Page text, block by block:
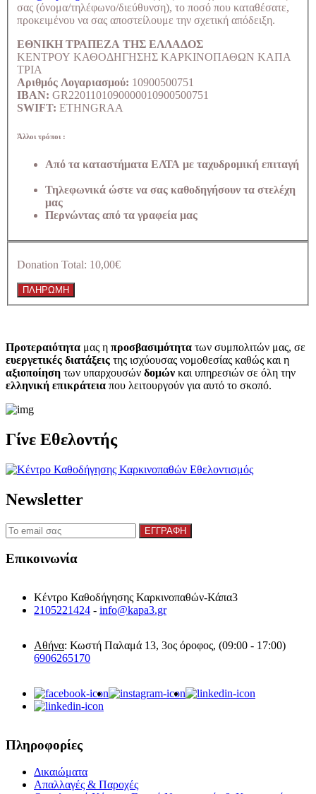
σας (όνομα/τηλέφωνο/διεύθυνση), το ποσό που καταθέσατε,
προκειμένου να σας αποστείλουμε την σχετική απόδειξη.
ΕΘΝΙΚΗ ΤΡΑΠΕΖΑ ΤΗΣ ΕΛΛΑΔΟΣ
ΚΕΝΤΡΟΥ ΚΑΘΟΔΗΓΗΣΗΣ ΚΑΡΚΙΝΟΠΑΘΩΝ ΚΑΠΑ
ΤΡΙΑ
Αριθμός Λογαριασμού: 10900500751
IBAN: GR2201101090000010900500751
SWIFT: ETHNGRAA
Άλλοι τρόποι :
Από τα καταστήματα ΕΛΤΑ με ταχυδρομική επιταγή
Τηλεφωνικά ώστε να σας καθοδηγήσουν τα στελέχη
μας
Περνώντας από τα γραφεία μας
Donation Total: 10,00€
Προτεραιότητα μας η προσβασιμότητα των συμπολιτών μας, σε
ευεργετικές διατάξεις της ισχύουσας νομοθεσίας καθώς και η
αξιοποίηση των υπαρχουσών δομών και υπηρεσιών σε όλη την
ελληνική επικράτεια που λειτουργούν για αυτό το σκοπό.​
Γίνε Εθελοντής
Newsletter
Επικοινωνία
Κέντρο Καθοδήγησης Καρκινοπαθών-Κάπα3
2105221424 - info@kapa3.gr
Αθήνα: Κωστή Παλαμά 13, 3ος όροφος, (09:00 - 17:00)
6906265170
Πληροφορίες
Δικαιώματα
Απαλλαγές & Παροχές